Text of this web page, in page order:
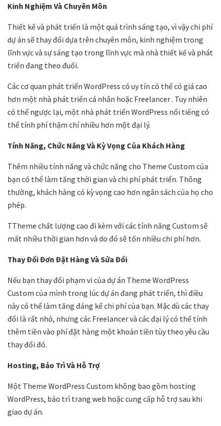
Kinh Nghiệm Và Chuyên Môn
Thiết kế và phát triển là một quá trình sáng tạo, vì vậy chi phí
dự án sẽ thay đổi dựa trên chuyên môn, kinh nghiệm trong
lĩnh vực và sự sáng tạo trong lĩnh vực mà nhà thiết kế và phát
triển đang theo đuổi.
Các cơ quan phát triển WordPress có uy tín có thể có giá cao
hơn một nhà phát triển cá nhân hoặc Freelancer . Tuy nhiên
có thể ngược lại, một nhà phát triển WordPress nổi tiếng có
thể tính phí thậm chí nhiều hơn một đại lý.
Tính Năng, Chức Năng Và Kỳ Vọng Của Khách Hàng
Thêm nhiều tính năng và chức năng cho Theme Custom của
bạn có thể làm tăng thời gian và chi phí phát triển. Thông
thường, khách hàng có kỳ vọng cao hơn ngân sách của họ cho
phép.
TTheme chất lượng cao đi kèm với các tính năng Custom sẽ
mất nhiều thời gian hơn và do đó sẽ tốn nhiều chi phí hơn.
Thay Đổi Đơn Đặt Hàng Và Sửa Đổi
Nếu bạn thay đổi phạm vi của dự án Theme WordPress
Custom của mình trong lúc dự án đang phát triển, thì điều
này có thể làm tăng đáng kể chi phí của bạn. Mặc dù các thay
đổi là rẩt nhỏ, nhưng các Freelancer và các đại lý có thể tính
thêm tiền vào phí đặt hàng một khoản tiền tùy theo yêu cầu
thay đổi đó.
Hosting, Bảo Trì Và Hỗ Trợ
Một Theme WordPress Custom không bao gồm hosting
WordPress, bảo trì trang web hoặc cung cấp hỗ trợ sau khi
giao dự án.